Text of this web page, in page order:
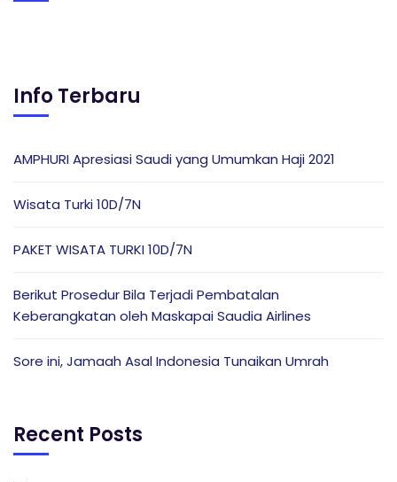
Info Terbaru
AMPHURI Apresiasi Saudi yang Umumkan Haji 2021
Wisata Turki 10D/7N
PAKET WISATA TURKI 10D/7N
Berikut Prosedur Bila Terjadi Pembatalan
Keberangkatan oleh Maskapai Saudia Airlines
Sore ini, Jamaah Asal Indonesia Tunaikan Umrah
Recent Posts